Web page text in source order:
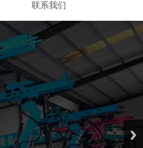
联系我们